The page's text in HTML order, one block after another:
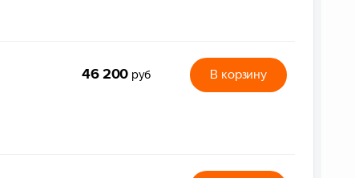
46 200 руб В корзину